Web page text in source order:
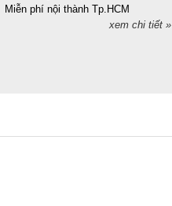
Miễn phí nội thành Tp.HCM
xem chi tiết »